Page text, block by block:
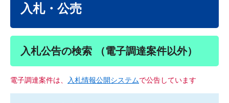
入札・公売
入札公告の検索 （電子調達案件以外）
電子調達案件は、 入札情報公開システムで公告しています